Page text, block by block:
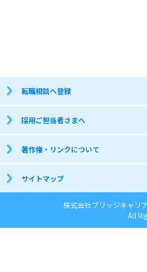
転職相談へ登録
採用ご担当者さまへ
著作権・リンクについて
サイトマップ
株式会社ブリッジキャリ
All